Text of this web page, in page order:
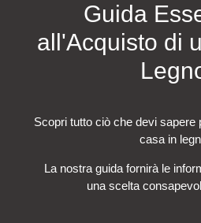
Guida
all'Acquisto di
Scopri tutto ciò che devi sapere
casa in
La nostra guida fornirà le
una scelta